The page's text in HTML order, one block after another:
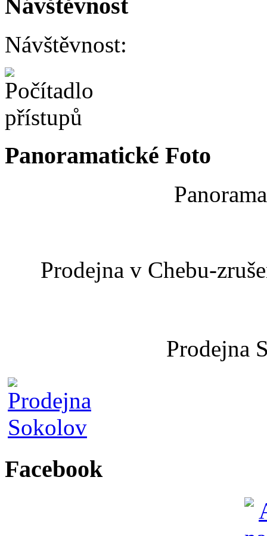
Návštěvnost
Návštěvnost:
Panoramatické Foto
Prodejna v Chebu-
Prodejna
Facebook